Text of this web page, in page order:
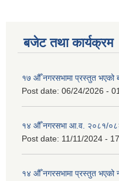
बजेट तथा कार्यक्रम
१७ औँ नगरसभामा प्रस्तुत भएको
Post date: 06/24/2026 -
१४ औँ नगरसभा आ.व. २०८१/
Post date: 11/11/2024 -
१४ औँ नगरसभामा प्रस्तुत भएको